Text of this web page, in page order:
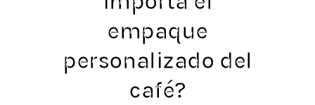
empaque
personalizado del
café?